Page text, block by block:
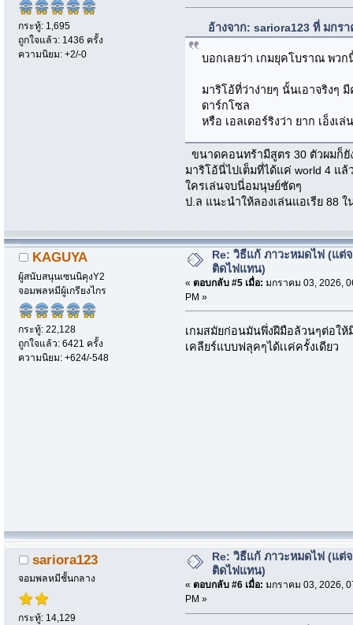
กระทู้: 1,695
ถูกใจแล้ว: 1436 ครั้ง
ความนิยม: +2/-0
อ้างจาก: sariora123 ที่ มกร
บอกเลยว่า เกมยุคโบราณ พวก
มาริโอ้ที่ว่าง่ายๆ นั้นเอาจริงๆ
ดาร์กโซล
หรือ เอลเดอร์ริงว่า ยาก เอ็งเ
ขนาดคอนทร้ามีสูตร 30 ตัวผมก็
มาริโอ้นี่ไปเต็มที่ได้แค่ world 4 แ
ใครเล่นจบนี่อมนุษย์ชัดๆ
ป.ล แนะนำให้ลองเล่นแอเรีย 88
KAGUYA
ผู้สนับสนุนเซนนิคุงY2
จอมพลหมีผู้เกรียงไกร
กระทู้: 22,128
ถูกใจแล้ว: 6421 ครั้ง
ความนิยม: +624/-548
Re: วิธีแก้ ภาวะหมดไฟ (แต่
ติดไฟแทน)
« ตอบกลับ #5 เมื่อ: มกราคม 03, 2026,
PM »
เกมสมัยก่อนมันพึ่งฝีมือล้วนๆต่อให้
เคลียร์แบบฟลุคๆได้เเค่ครั้งเดียว
sariora123
จอมพลหมีชั้นกลาง
กระทู้: 14,129
Re: วิธีแก้ ภาวะหมดไฟ (แต่
ติดไฟแทน)
« ตอบกลับ #6 เมื่อ: มกราคม 03, 2026,
PM »